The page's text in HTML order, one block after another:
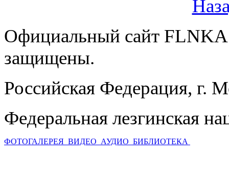
Официальный сайт
защищены.
Российская Федерация, г.
Федеральная лезгинская
ФОТОГАЛЕРЕЯ ВИДЕО АУДИО БИБЛИОТЕКА